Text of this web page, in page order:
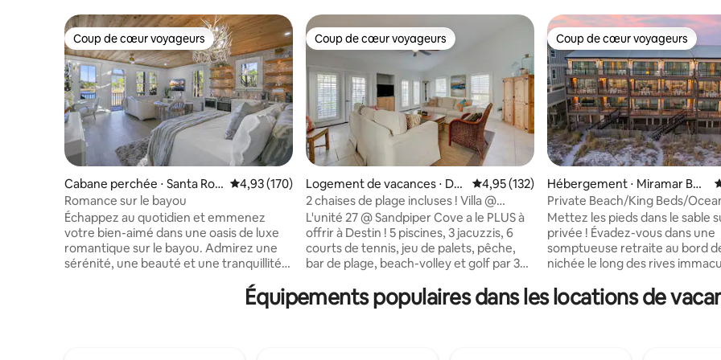
Coup de cœur voyageurs
Coup de cœur voyageurs
Cabane perchée ⋅ Santa Ros
a Beach
Évaluation moyenne sur la base de 170 commentaires : 4,93 sur 5
4,93 (170)
Romance sur le bayou
Échappez au quotidien et emmenez
votre bien-aimé dans une oasis de luxe
romantique sur le bayou. Admirez une
sérénité, une beauté et une tranquillité
Profitez d'un mobilier haut de gamme
avec beaucoup de lumière naturelle pour
Coup de cœur voyageurs
Coup de cœur voyageurs
Logement de vacances ⋅ De
stin
Évaluation moyenne sur la base de 132
4,95 (132)
2 chaises de plage incluses ! Villa @
Sandpiper Cove
L'unité 27 @ Sandpiper Cove a le PLUS à
offrir à Destin ! 5 piscines, 3 jacuzzis, 6
courts de tennis, jeu de palets, pêche,
bar de plage, beach-volley et golf par 3
dispose d'une grande terrasse privée,
d'une connexion Wi-Fi, d'espaces
Coup de cœur voyageurs
Coup de cœur voyageurs
Hébergement ⋅ Miramar Bea
ch
Private Beach/King Beds/
Views/Fire Pit
Mettez les pieds dans le sable
privée ! Évadez-vous dans une
somptueuse retraite au bord
nichée le long des rives
maison de ville de luxe de 3
offre une vue panoramique
Équipements populaires dans les locations de